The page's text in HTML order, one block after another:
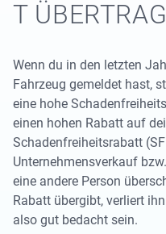
T
Wenn du in den letzten
Fahrzeug gemeldet hast,
eine hohe
einen hohen Rabatt auf
Schadenfreiheitsrabatt
Unternehmensverkauf
eine andere Person
Rabatt übergibt, verliert
also gut bedacht sein.